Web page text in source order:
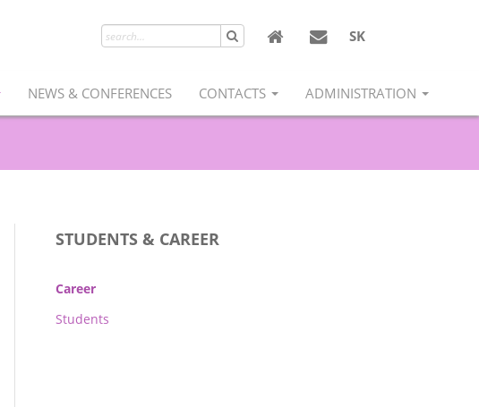
SK
NEWS & CONFERENCES CONTACTS ADMINISTRATION
STUDENTS & CAREER
Career
Students